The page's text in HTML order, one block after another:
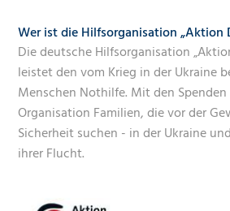
Wer ist die Hilfsorganisation „Aktion
Die deutsche Hilfsorganisation
leistet den vom Krieg in der Ukraine
Menschen Nothilfe. Mit den
Organisation Familien, die vor der
Sicherheit suchen - in der Ukraine
ihrer Flucht.